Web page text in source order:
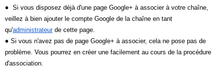
● Si vous disposez déjà d'une page Google+ à associer à votre chaîne,
veillez à bien ajouter le compte Google de la chaîne en tant
qu'administrateur de cette page.
● Si vous n'avez pas de page Google+ à associer, cela ne pose pas de
problème. Vous pourrez en créer une facilement au cours de la procédure
d'association.